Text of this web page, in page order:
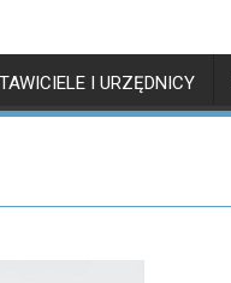
I URZĘDNICY